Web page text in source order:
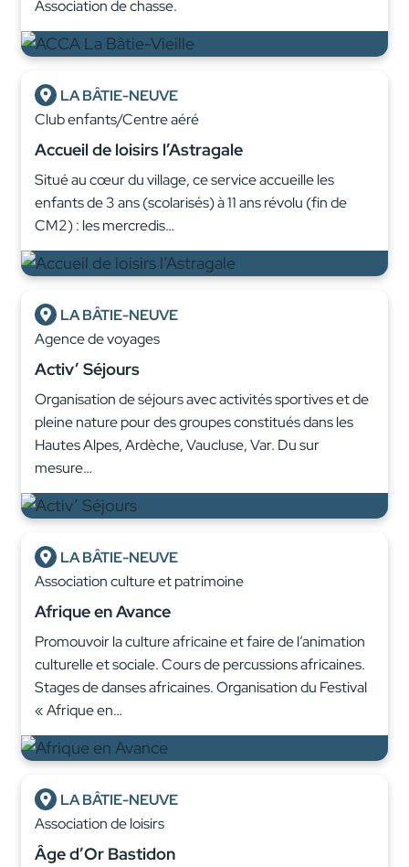
Association de chasse.
LA BÂTIE-NEUVE
Club enfants/Centre aéré
Accueil de loisirs l’Astragale
Situé au cœur du village, ce service accueille les
enfants de 3 ans (scolarisés) à 11 ans révolu (fin de
CM2) : les mercredis…
LA BÂTIE-NEUVE
Agence de voyages
Activ’ Séjours
Organisation de séjours avec activités sportives et de
pleine nature pour des groupes constitués dans les
Hautes Alpes, Ardèche, Vaucluse, Var. Du sur
mesure…
LA BÂTIE-NEUVE
Association culture et patrimoine
Afrique en Avance
Promouvoir la culture africaine et faire de l’animation
culturelle et sociale. Cours de percussions africaines.
Stages de danses africaines. Organisation du Festival
« Afrique en…
LA BÂTIE-NEUVE
Association de loisirs
Âge d’Or Bastidon